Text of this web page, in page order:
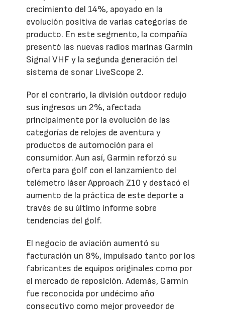
crecimiento del 14%, apoyado en la
evolución positiva de varias categorías de
producto. En este segmento, la compañía
presentó las nuevas radios marinas Garmin
Signal VHF y la segunda generación del
sistema de sonar LiveScope 2.
Por el contrario, la división outdoor redujo
sus ingresos un 2%, afectada
principalmente por la evolución de las
categorías de relojes de aventura y
productos de automoción para el
consumidor. Aun así, Garmin reforzó su
oferta para golf con el lanzamiento del
telémetro láser Approach Z10 y destacó el
aumento de la práctica de este deporte a
través de su último informe sobre
tendencias del golf.
El negocio de aviación aumentó su
facturación un 8%, impulsado tanto por los
fabricantes de equipos originales como por
el mercado de reposición. Además, Garmin
fue reconocida por undécimo año
consecutivo como mejor proveedor de